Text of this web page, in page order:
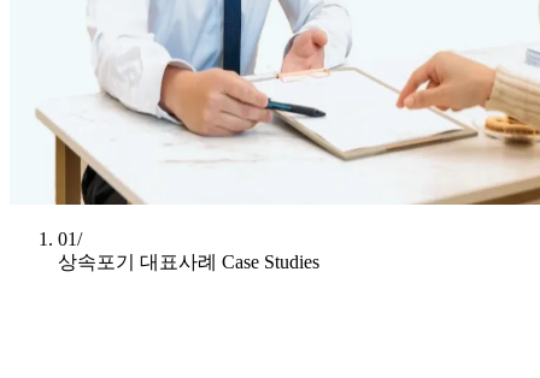
01/
상속포기 대표사례 Case Studies